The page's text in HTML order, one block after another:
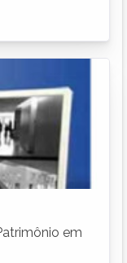
em